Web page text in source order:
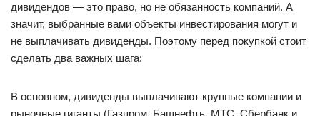
дивидендов — это право, но не обязанность компаний. А
значит, выбранные вами объекты инвестирования могут и
не выплачивать дивиденды. Поэтому перед покупкой стоит
сделать два важных шага:
В основном, дивиденды выплачивают крупные компании и
рыночные гиганты (Газпром, Башнефть, МТС, Сбербанк и